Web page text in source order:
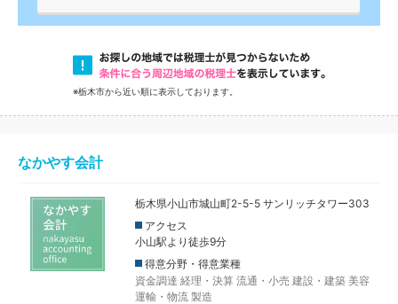
※栃木市から近い順に表示しております。
なかやす会計
栃木県小山市城山町2-5-5 サンリッチタワー303
アクセス
小山駅より徒歩9分
得意分野・得意業種
資金調達 経理・決算 流通・小売 建設・建築 美容
運輸・物流 製造